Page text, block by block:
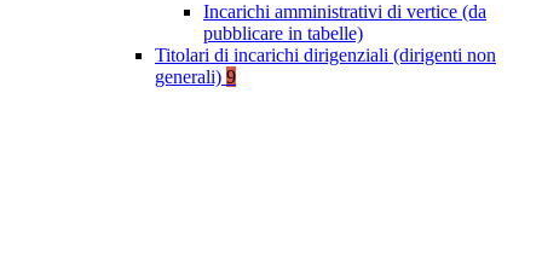
Incarichi amministrativi di vertice (da
pubblicare in tabelle)
Titolari di incarichi dirigenziali (dirigenti non
generali) 9